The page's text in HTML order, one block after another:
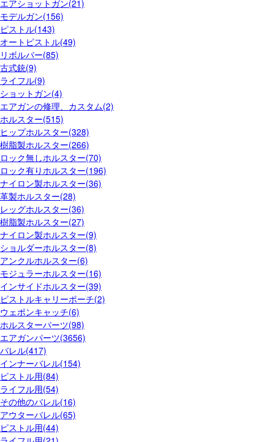
エアショットガン(21)
モデルガン(156)
ピストル(143)
オートピストル(49)
リボルバー(85)
古式銃(9)
ライフル(9)
ショットガン(4)
エアガンの修理、カスタム(2)
ホルスター(515)
ヒップホルスター(328)
樹脂製ホルスター(266)
ロック無しホルスター(70)
ロック有りホルスター(196)
ナイロン製ホルスター(36)
革製ホルスター(28)
レッグホルスター(36)
樹脂製ホルスター(27)
ナイロン製ホルスター(9)
ショルダーホルスター(8)
アンクルホルスター(6)
モジュラーホルスター(16)
インサイドホルスター(39)
ピストルキャリーポーチ(2)
ウェポンキャッチ(6)
ホルスターパーツ(98)
エアガンパーツ(3656)
バレル(417)
インナーバレル(154)
ピストル用(84)
ライフル用(54)
その他のバレル(16)
アウターバレル(65)
ピストル用(44)